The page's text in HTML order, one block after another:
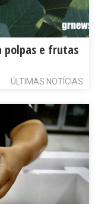
polpas e frutas
ÚLTIMAS NOTÍCIAS